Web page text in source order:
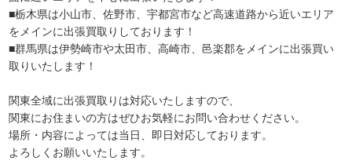
■栃木県は小山市、佐野市、宇都宮市など高速道路から近いエリア
をメインに出張買取りしております！
■群馬県は伊勢崎市や太田市、高崎市、邑楽郡をメインに出張買い
取りいたします！
関東全域に出張買取りは対応いたしますので、
関東にお住まいの方はぜひお気軽にお問い合わせください。
場所・内容によっては当日、即日対応しております。
よろしくお願いいたします。